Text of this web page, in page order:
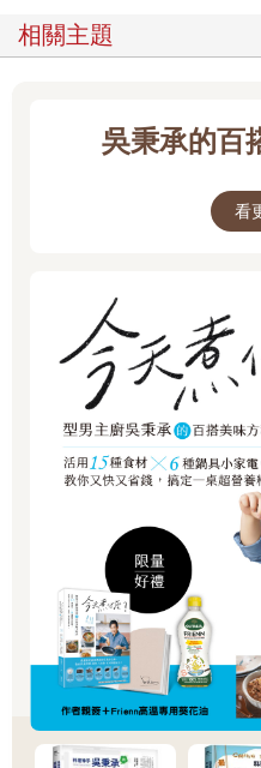
Hänig）在一九○一年完成的一
對強度。他發現，要察覺到每
緣四周的位置而變。比方說，
這代表了什麼意義（如果有的
差異非常小。不過波林認為這
曲線就算以印象派的觀點來看
張闡述論點，也可能只是不經
感官上的微小差異看起來變巨
這幅隨性繪成的圖表，成了著
分在幾個區域：舌尖標示為甜
在近前端處，酸味則在其後；
種味覺圖的起源許久的心理學
Bartoshuk）認為，它是「傳
哈尼格的發現誇大了。接下來
林的圖，把圖中曲線的頂點用
合的混亂，產生了一幅比世界
界圖。
對於「舌頭會怎樣處理味道」
圖提出了一個簡單的解釋。教
的小學生，在專門設計來強調
糖或鹽或檸檬汁或通寧水的水
覺圖也成了戰後美國學校上課
印象中佔了一席之地。
相關主題
吳秉承的百
看